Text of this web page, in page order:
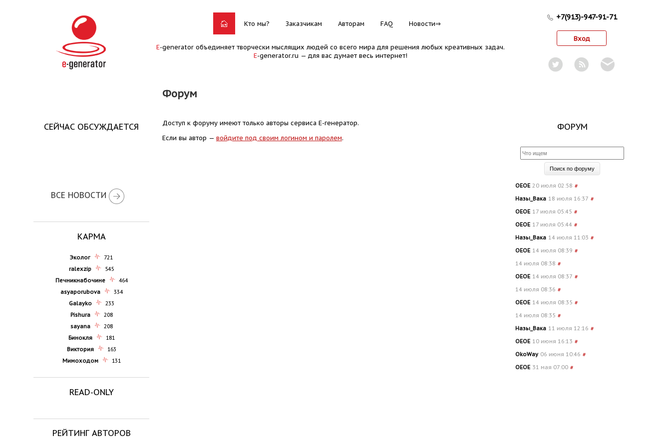
Кто мы? Заказчикам Авторам FAQ Новости
E-generator объединяет творчески мыслящих людей со всего мира для решения любых креативных задач.
E-generator.ru — для вас думает весь интернет!
+7(913)-947-91-71
Вход
Форум
СЕЙЧАС ОБСУЖДАЕТСЯ
ВСЕ НОВОСТИ
КАРМА
Эколог
721
ralexzip
545
Печникнабочине
464
asyaporubova
334
Galayko
233
Pishura
208
sayana
208
Бинокля
181
Виктория
163
Мимоходом
131
READ-ONLY
РЕЙТИНГ АВТОРОВ
Доступ к форуму имеют только авторы сервиса Е-генератор.
Если вы автор — войдите под своим логином и паролем.
ФОРУМ
OEOE 20 июля 02:58 #
Назы_Вака 18 июля 16:37 #
OEOE 17 июля 05:45 #
OEOE 17 июля 05:44 #
Назы_Вака 14 июля 11:03 #
OEOE 14 июля 08:39 #
14 июля 08:38 #
OEOE 14 июля 08:37 #
14 июля 08:36 #
OEOE 14 июля 08:35 #
14 июля 08:35 #
Назы_Вака 11 июля 12:16 #
OEOE 10 июня 16:13 #
OkoWay 06 июня 10:46 #
OEOE 31 мая 07:00 #